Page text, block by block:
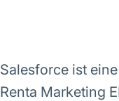
Salesforce ist
Renta Marketing